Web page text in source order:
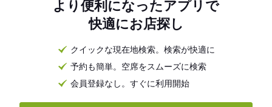
より便利になったアプリで
快適にお店探し
クイックな現在地検索。検索が快適に
予約も簡単。空席をスムーズに検索
会員登録なし。すぐに利用開始